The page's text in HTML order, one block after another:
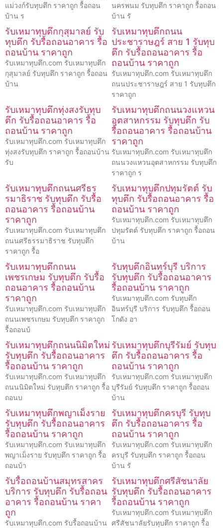
แม่วงก์รับทุบตึก ราคาถูก รื้อถอน
บ้าน ร
นครพนม รับทุบตึก ราคาถูก รื้อถอน
บ้าน รั
รับเหมาทุบตึกกุสุมาลย์ รับ
ทุบตึก รับรื้อถอนอาคาร รื้อ
ถอนบ้าน ราคาถูก
รับเหมาทุบตึก.com รับเหมาทุบตึก
กุสุมาลย์ รับทุบตึก ราคาถูก รื้อถอน
บ้าน
รับเหมาทุบตึกถนน
ประชาราษฎร์ สาย 1 รับทุบ
ตึก รับรื้อถอนอาคาร รื้อ
ถอนบ้าน ราคาถูก
รับเหมาทุบตึก.com รับเหมาทุบตึก
ถนนประชาราษฎร์ สาย 1 รับทุบตึก
ราคาถูก
รับเหมาทุบตึกทุ่งสงรับทุบ
ตึก รับรื้อถอนอาคาร รื้อ
ถอนบ้าน ราคาถูก
รับเหมาทุบตึก.com รับเหมาทุบตึก
ทุ่งสงรับทุบตึก ราคาถูก รื้อถอนบ้าน
รับ
รับเหมาทุบตึกถนนวงแหวน
อุตสาหกรรม รับทุบตึก รับ
รื้อถอนอาคาร รื้อถอนบ้าน
ราคาถูก
รับเหมาทุบตึก.com รับเหมาทุบตึก
ถนนวงแหวนอุตสาหกรรม รับทุบตึก
ราคาถูก ร
รับเหมาทุบตึกถนนศรีธร
รมาธิราช รับทุบตึก รับรื้อ
ถอนอาคาร รื้อถอนบ้าน
ราคาถูก
รับเหมาทุบตึก.com รับเหมาทุบตึก
ถนนศรีธรรมาธิราช รับทุบตึก
ราคาถูก รื้อ
รับเหมาทุบตึกปทุมรัตต์ รับ
ทุบตึก รับรื้อถอนอาคาร รื้อ
ถอนบ้าน ราคาถูก
รับเหมาทุบตึก.com รับเหมาทุบตึก
ปทุมรัตต์ รับทุบตึก ราคาถูก รื้อถอน
บ้าน
รับเหมาทุบตึกถนน
เพชรเกษม รับทุบตึก รับรื้อ
ถอนอาคาร รื้อถอนบ้าน
ราคาถูก
รับเหมาทุบตึก.com รับเหมาทุบตึก
ถนนเพชรเกษม รับทุบตึก ราคาถูก
รื้อถอนบ้
รับทุบตึกอินทร์บุรี บริการ
รับทุบตึก รับรื้อถอนอาคาร
รื้อถอนบ้าน ราคาถูก
รับเหมาทุบตึก.com รับทุบตึก
อินทร์บุรี บริการ รับทุบตึก รื้อถอน
โกดัง อา
รับเหมาทุบตึกถนนนิมิตใหม่
รับทุบตึก รับรื้อถอนอาคาร
รื้อถอนบ้าน ราคาถูก
รับเหมาทุบตึก.com รับเหมาทุบตึก
ถนนนิมิตใหม่ รับทุบตึก ราคาถูก รื้อ
ถอนบ
รับเหมาทุบตึกบุรีรัมย์ รับทุบ
ตึก รับรื้อถอนอาคาร รื้อ
ถอนบ้าน ราคาถูก
รับเหมาทุบตึก.com รับเหมาทุบตึก
บุรีรัมย์ รับทุบตึก ราคาถูก รื้อถอน
บ้าน
รับเหมาทุบตึกพญาเม็งราย
รับทุบตึก รับรื้อถอนอาคาร
รื้อถอนบ้าน ราคาถูก
รับเหมาทุบตึก.com รับเหมาทุบตึก
พญาเม็งราย รับทุบตึก ราคาถูก รื้อ
ถอนบ้า
รับเหมาทุบตึกครบุรี รับทุบ
ตึก รับรื้อถอนอาคาร รื้อ
ถอนบ้าน ราคาถูก
รับเหมาทุบตึก.com รับเหมาทุบตึก
ครบุรี รับทุบตึก ราคาถูก รื้อถอน
บ้าน รั
รับรื้อถอนบ้านสมุทรสาคร
บริการ รับทุบตึก รับรื้อถอน
อาคาร รื้อถอนบ้าน ราคา
ถูก
รับเหมาทุบตึก.com รับรื้อถอนบ้าน
รับเหมาทุบตึกศรีสัชนาลัย
รับทุบตึก รับรื้อถอนอาคาร
รื้อถอนบ้าน ราคาถูก
รับเหมาทุบตึก.com รับเหมาทุบตึก
ศรีสัชนาลัยรับทุบตึก ราคาถูก รื้อ